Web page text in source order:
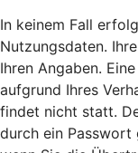
In keinem Fall
Nutzungsdaten.
Ihren Angaben.
aufgrund Ihres
findet nicht statt.
durch ein Passwort